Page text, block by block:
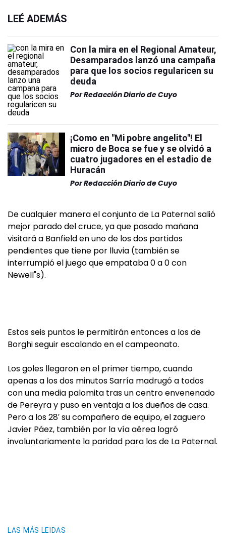
LEÉ ADEMÁS
Con la mira en el Regional Amateur,
Desamparados lanzó una campaña
para que los socios regularicen su
deuda
PorRedacción Diario de Cuyo
¡Como en "Mi pobre angelito"! El
micro de Boca se fue y se olvidó a
cuatro jugadores en el estadio de
Huracán
PorRedacción Diario de Cuyo
De cualquier manera el conjunto de La Paternal salió
mejor parado del cruce, ya que pasado mañana
visitará a Banfield en uno de los dos partidos
pendientes que tiene por lluvia (también se
interrumpió el juego que empataba 0 a 0 con
Newell"s).
Estos seis puntos le permitirán entonces a los de
Borghi seguir escalando en el campeonato.
Los goles llegaron en el primer tiempo, cuando
apenas a los dos minutos Sarría madrugó a todos
con una media palomita tras un centro envenenado
de Pereyra y puso en ventaja a los dueños de casa.
Pero a los 28′ su compañero de equipo, el zaguero
Javier Páez, también por la vía aérea logró
involuntariamente la paridad para los de La Paternal.
LAS MÁS LEIDAS